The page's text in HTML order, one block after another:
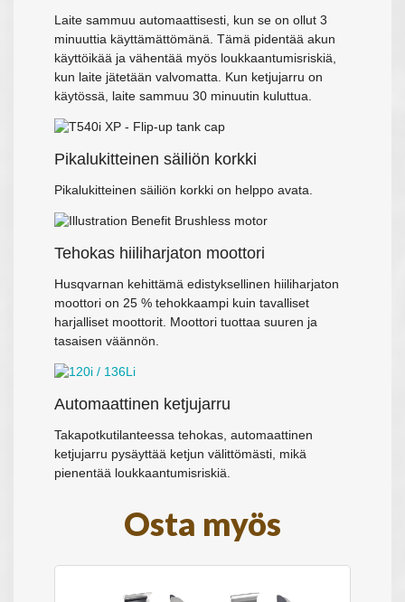
Laite sammuu automaattisesti, kun se on ollut 3
minuuttia käyttämättömänä. Tämä pidentää akun
käyttöikää ja vähentää myös loukkaantumisriskiä,
kun laite jätetään valvomatta. Kun ketjujarru on
käytössä, laite sammuu 30 minuutin kuluttua.
Pikalukitteinen säiliön korkki
Pikalukitteinen säiliön korkki on helppo avata.
Tehokas hiiliharjaton moottori
Husqvarnan kehittämä edistyksellinen hiiliharjaton
moottori on 25 % tehokkaampi kuin tavalliset
harjalliset moottorit. Moottori tuottaa suuren ja
tasaisen väännön.
Automaattinen ketjujarru
Takapotkutilanteessa tehokas, automaattinen
ketjujarru pysäyttää ketjun välittömästi, mikä
pienentää loukkaantumisriskiä.
Osta myös